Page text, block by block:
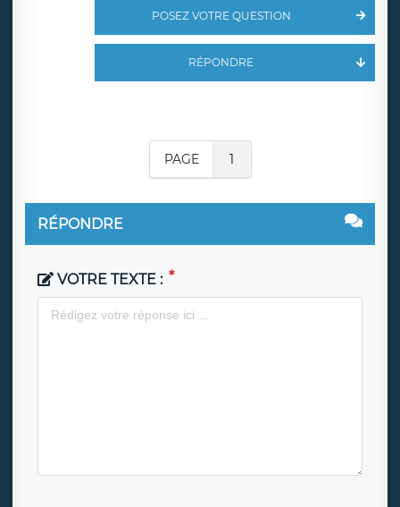
POSEZ VOTRE QUESTION
RÉPONDRE
PAGE 1
RÉPONDRE
VOTRE TEXTE :